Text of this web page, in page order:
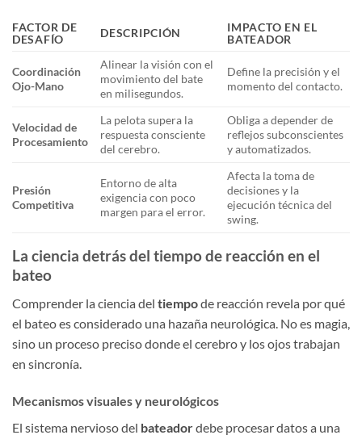
FACTOR DE
DESAFÍO
DESCRIPCIÓN
IMPACTO EN EL
BATEADOR
Coordinación
Ojo-Mano
Alinear la visión con el
movimiento del bate
en milisegundos.
Define la precisión y el
momento del contacto.
Velocidad de
Procesamiento
La pelota supera la
respuesta consciente
del cerebro.
Obliga a depender de
reflejos subconscientes
y automatizados.
Presión
Competitiva
Entorno de alta
exigencia con poco
margen para el error.
Afecta la toma de
decisiones y la
ejecución técnica del
swing.
La ciencia detrás del tiempo de reacción en el
bateo
Comprender la ciencia del tiempode reacción revela por qué
el bateo es considerado una hazaña neurológica. No es magia,
sino un proceso preciso donde el cerebro y los ojos trabajan
en sincronía.
Mecanismos visuales y neurológicos
El sistema nervioso del bateadordebe procesar datos a una